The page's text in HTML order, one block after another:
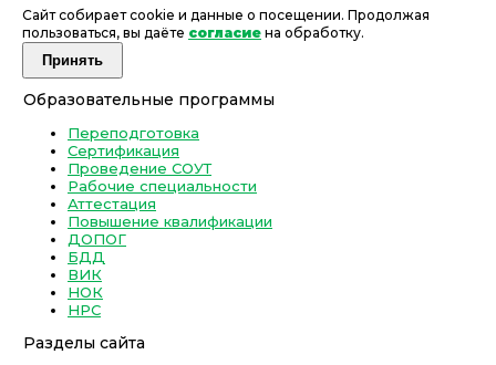
Сайт собирает cookie и данные о посещении. Продолжая
пользоваться, вы даёте согласие на обработку.
Принять
Образовательные программы
Переподготовка
Сертификация
Проведение СОУТ
Рабочие специальности
Аттестация
Повышение квалификации
ДОПОГ
БДД
ВИК
НОК
НРС
Разделы сайта